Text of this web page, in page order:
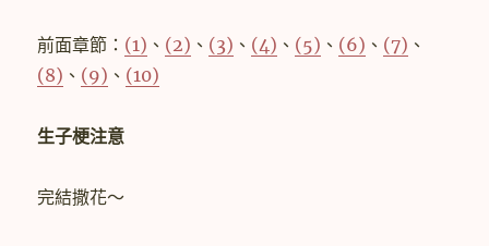
隊
長〉
前面章節： (1) 、 (2) 、 (3) 、 (4) 、 (5) 、 (6) 、 (7) 、
(8) 、 (9) 、 (10)
生子梗注意
完結撒花～